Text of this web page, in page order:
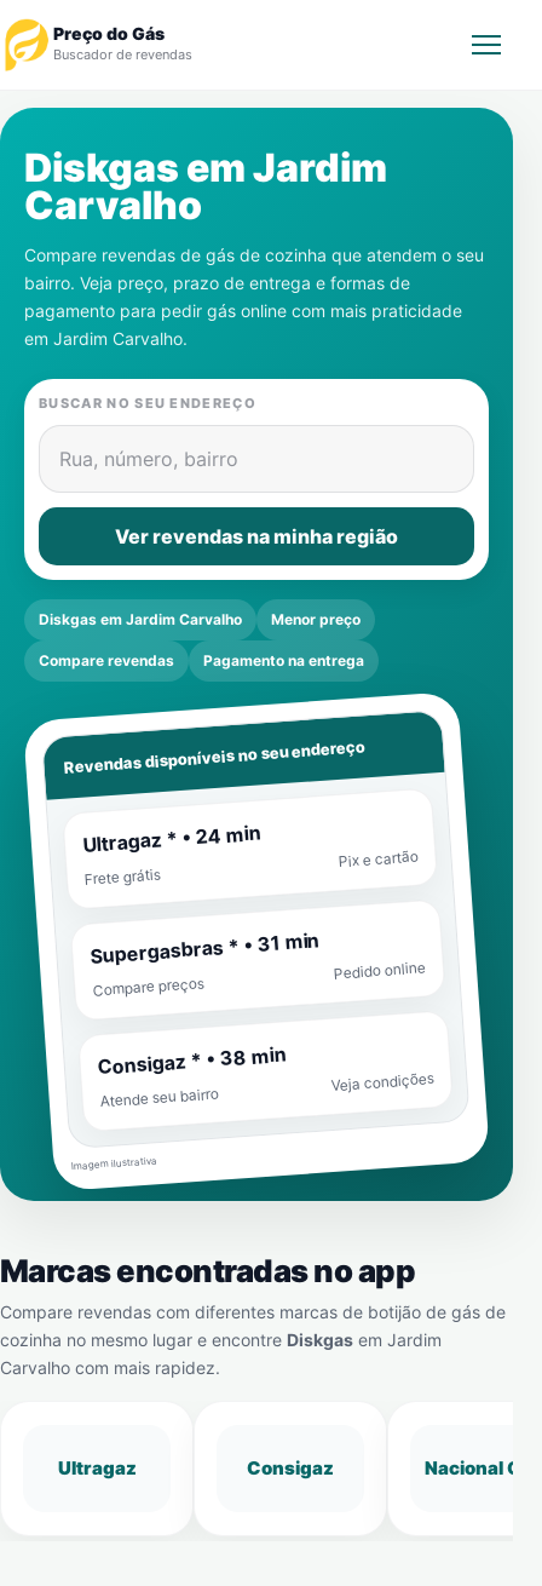
Preço do Gás
Buscador de revendas
Revendedor
Notícias
Cadastre-se
Gás
Contatos
Diskgas emJardim
Carvalho
Compare revendas de gás de cozinha que atendem o seu
bairro. Veja preço, prazo de entrega e formas de
pagamento para pedir gás online com mais praticidade
em Jardim Carvalho.
BUSCAR NO SEU ENDEREÇO
Rua, número, bairro
Ver revendas na minha região
Diskgas em Jardim Carvalho Menor preço
Compare revendas Pagamento na entrega
Revendas disponíveis no seu endereço
Ultragaz * • 24 min
Frete grátis
Pix e cartão
Supergasbras * • 31 min
Compare preços
Pedido online
Consigaz * • 38 min
Atende seu bairro
Veja condições
Imagem ilustrativa
Marcas encontradas no app
Compare revendas com diferentes marcas de botijão de gás de
cozinha no mesmo lugar e encontre Diskgas em Jardim
Carvalho com mais rapidez.
Ultragaz Consigaz Nacional Gás